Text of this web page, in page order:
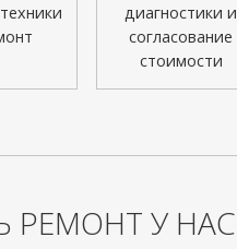
диагностики и
согласование
стоимости
РЕМОНТ У НАС